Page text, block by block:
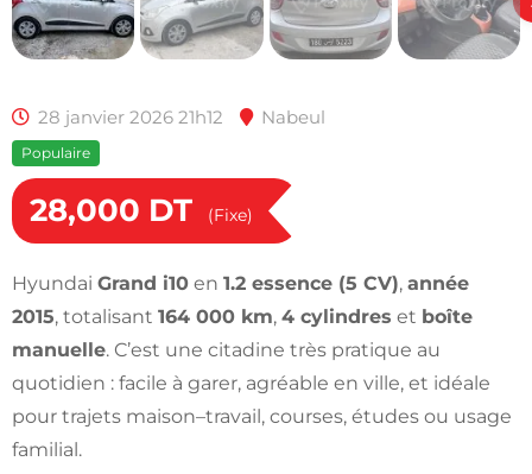
28 janvier 2026 21h12 Nabeul
Populaire
28,000 DT (Fixe)
Hyundai Grand i10 en 1.2 essence (5 CV), année
2015, totalisant 164 000 km, 4 cylindres et boîte
manuelle. C’est une citadine très pratique au
quotidien : facile à garer, agréable en ville, et idéale
pour trajets maison–travail, courses, études ou usage
familial.